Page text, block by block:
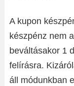
A kupon
készpénz nem
beváltásakor 1
felírásra.
áll módunkban